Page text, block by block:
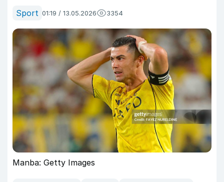
Sport 01:19 / 13.05.2026 3354
Manba: Getty Images